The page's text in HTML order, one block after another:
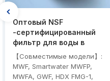
Оптовый NSF
-сертифицированный
фильтр для воды в
холодильнике,
совместимый с GE
MWF
【Совместимые модели】:
MWF, Smartwater MWFP,
MWFA, GWF, HDX FMG-1,